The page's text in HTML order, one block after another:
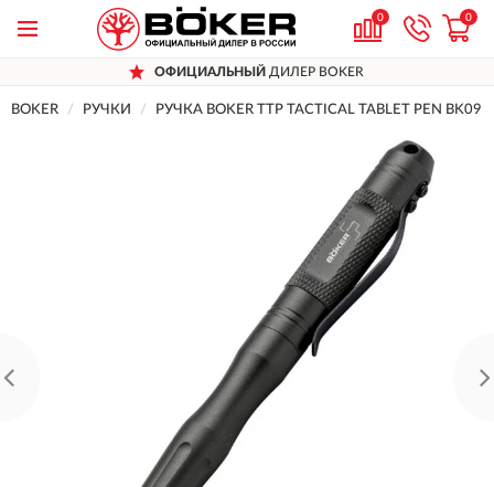
0 0
ОФИЦИАЛЬНЫЙ ДИЛЕР BOKER
BOKER РУЧКИ РУЧКА BOKER TTP TACTICAL TABLET PEN